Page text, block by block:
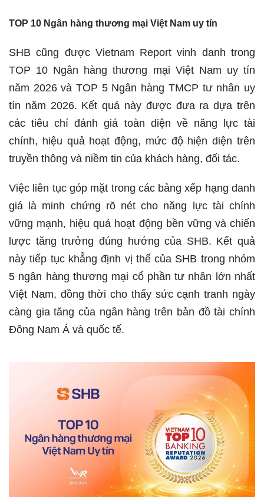
TOP 10 Ngân hàng thương mại Việt Nam uy tín
SHB cũng được Vietnam Report vinh danh trong
TOP 10 Ngân hàng thương mại Việt Nam uy tín
năm 2026 và TOP 5 Ngân hàng TMCP tư nhân uy
tín năm 2026. Kết quả này được đưa ra dựa trên
các tiêu chí đánh giá toàn diện về năng lực tài
chính, hiệu quả hoạt động, mức độ hiện diện trên
truyền thông và niềm tin của khách hàng, đối tác.
Việc liên tục góp mặt trong các bảng xếp hạng danh
giá là minh chứng rõ nét cho năng lực tài chính
vững mạnh, hiệu quả hoạt động bền vững và chiến
lược tăng trưởng đúng hướng của SHB. Kết quả
này tiếp tục khẳng định vị thế của SHB trong nhóm
5 ngân hàng thương mại cổ phần tư nhân lớn nhất
Việt Nam, đồng thời cho thấy sức cạnh tranh ngày
càng gia tăng của ngân hàng trên bản đồ tài chính
Đông Nam Á và quốc tế.